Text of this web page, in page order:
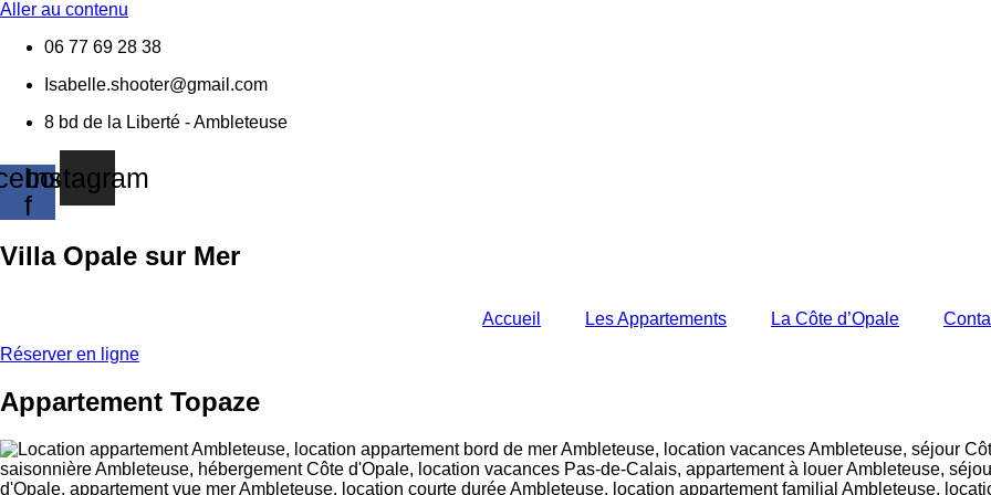
Aller au contenu
06 77 69 28 38
Isabelle.shooter@gmail.com
8 bd de la Liberté - Ambleteuse
f
Instagram
Villa Opale sur Mer
Accueil Les Appartements La Côte d’Opale
Réserver en ligne
Appartement Topaze